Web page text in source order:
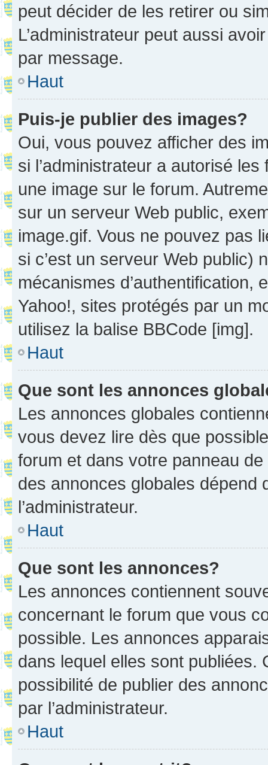
peut décider de les retirer ou
L’administrateur peut aussi
par message.
Haut
Puis-je publier des images?
Oui, vous pouvez afficher des
si l’administrateur a autorisé
une image sur le forum.
sur un serveur Web public,
image.gif. Vous ne pouvez pas
si c’est un serveur Web public)
mécanismes d’authentification,
Yahoo!, sites protégés par un
utilisez la balise BBCode [img].
Haut
Que sont les annonces
Les annonces globales
vous devez lire dès que
forum et dans votre panneau
des annonces globales dépend
l’administrateur.
Haut
Que sont les annonces?
Les annonces contiennent
concernant le forum que vous
possible. Les annonces
dans lequel elles sont publiées.
possibilité de publier des
par l’administrateur.
Haut